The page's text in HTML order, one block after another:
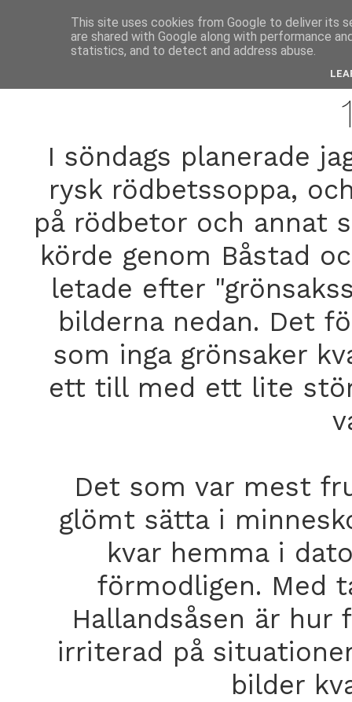
I söndags planerade
rysk rödbetssoppa,
på rödbetor och annat
körde genom Båstad
letade efter
bilderna nedan. Det
som inga grönsaker
ett till med ett lite
Det som var mest
glömt sätta i
kvar hemma i
förmodligen. Med
Hallandsåsen är hur
irriterad på
bilder
This site uses cookies from Google to deliver its
are shared with Google along with performance
statistics, and to detect and address abuse.